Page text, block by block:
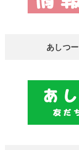
あしつ